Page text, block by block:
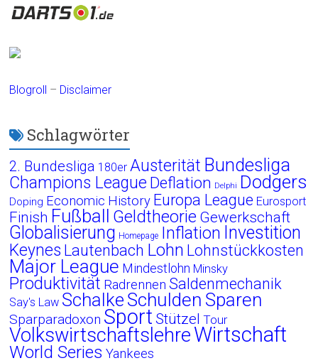
Blogroll – Disclaimer
Schlagwörter
2. Bundesliga 180er Austerität Bundesliga
Champions League Deflation Delphi Dodgers
Doping Economic History Europa League Eurosport
Finish Fußball Geldtheorie Gewerkschaft
Globalisierung Homepage Inflation Investition
Keynes Lautenbach Lohn Lohnstückkosten
Major League Mindestlohn Minsky
Produktivität Radrennen Saldenmechanik
Say's Law Schalke Schulden Sparen
Sparparadoxon Sport Stützel Tour
VolkswirtschaftslehreWirtschaft
World Series Yankees